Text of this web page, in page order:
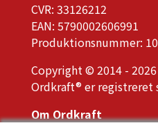
CVR: 33126212
EAN: 5790002606991
Produktionsnummer:
Copyright © 2014 - 2026
Ordkraft® er registreret
Om Ordkraft